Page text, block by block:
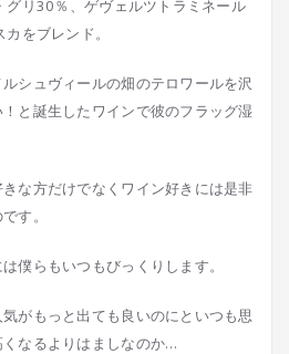
グリ30％、ゲヴェルツトラミネール
をブレンド。
シュヴィールの畑のテロワールを沢
と誕生したワインで彼のフラッグ湿
な方だけでなくワイン好きには是非
す。
僕らもいつもびっくりします。
がもっと出ても良いのにといつも思
なるよりはましなのか…